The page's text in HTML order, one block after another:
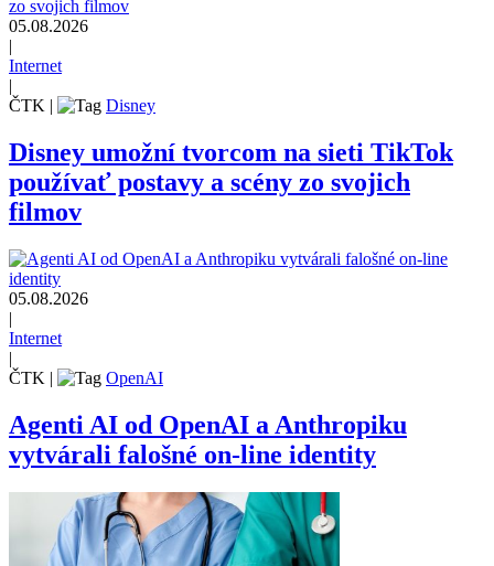
05.08.2026
|
Internet
|
ČTK | Disney
Disney umožní tvorcom na sieti TikTok
používať postavy a scény zo svojich
filmov
05.08.2026
|
Internet
|
ČTK | OpenAI
Agenti AI od OpenAI a Anthropiku
vytvárali falošné on-line identity